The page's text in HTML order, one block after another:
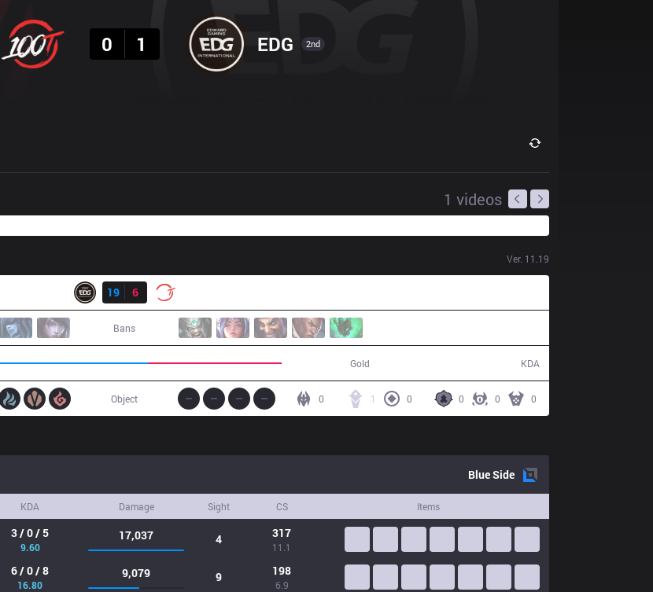
0
1 EDG 2nd
1 videos
Ver. 11.19
19
6
Bans
Gold KDA
0 0 0
1 0
0
Object
BlueSide
KDA Damage Sight CS Items
3 / 0 / 5
9.60
17,037 4 317
11.1
6 / 0 / 8
16.80
9,079 9 198
6.9